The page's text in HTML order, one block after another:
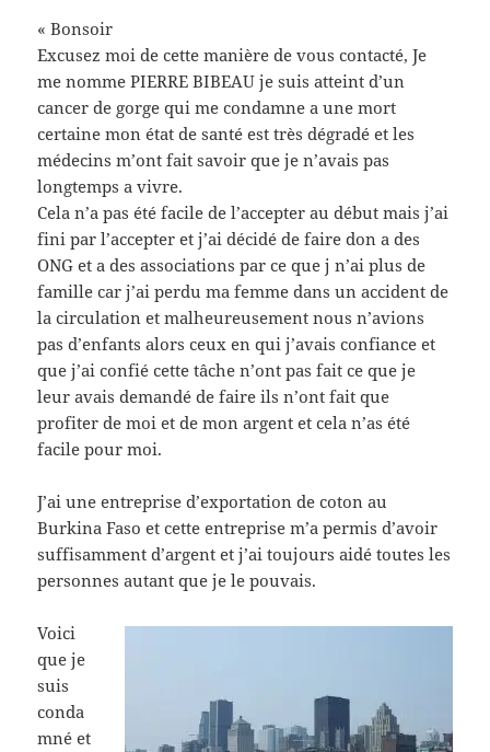
« Bonsoir
Excusez moi de cette manière de vous contacté, Je
me nomme PIERRE BIBEAU je suis atteint d’un
cancer de gorge qui me condamne a une mort
certaine mon état de santé est très dégradé et les
médecins m’ont fait savoir que je n’avais pas
longtemps a vivre.
Cela n’a pas été facile de l’accepter au début mais j’ai
fini par l’accepter et j’ai décidé de faire don a des
ONG et a des associations par ce que j n’ai plus de
famille car j’ai perdu ma femme dans un accident de
la circulation et malheureusement nous n’avions
pas d’enfants alors ceux en qui j’avais confiance et
que j’ai confié cette tâche n’ont pas fait ce que je
leur avais demandé de faire ils n’ont fait que
profiter de moi et de mon argent et cela n’as été
facile pour moi.
J’ai une entreprise d’exportation de coton au
Burkina Faso et cette entreprise m’a permis d’avoir
suffisamment d’argent et j’ai toujours aidé toutes les
personnes autant que je le pouvais.
Voici
que je
suis
conda
mné et